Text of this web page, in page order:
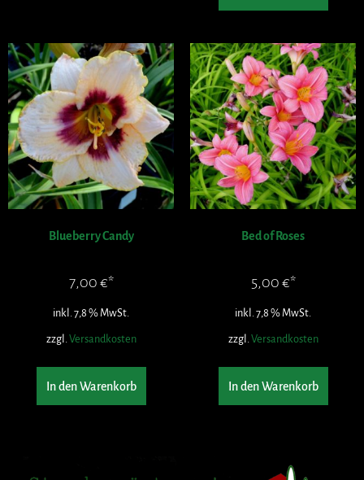
Blueberry Candy
7,00 €
inkl. 7,8 % MwSt.
zzgl. Versandkosten
In den Warenkorb
Bed of Roses
5,00 €
inkl. 7,8 % MwSt.
zzgl. Versandkosten
In den Warenkorb